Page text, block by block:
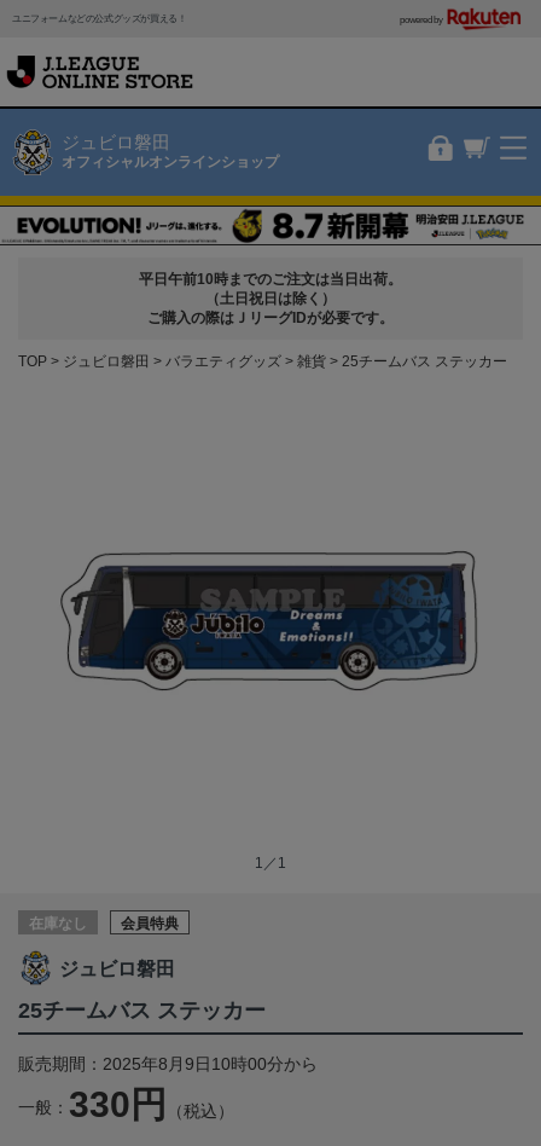
ユニフォームなどの公式グッズが買える！ powered by
ジュビロ磐田
オフィシャルオンラインショップ
平日午前10時までのご注文は当日出荷。
（土日祝日は除く）
ご購入の際はＪリーグIDが必要です。
TOP ジュビロ磐田 バラエティグッズ 雑貨 25チームバス ステッカー
1／1
在庫なし 会員特典
ジュビロ磐田
25チームバス ステッカー
販売期間：2025年8月9日10時00分から
一般： 330円 （税込）